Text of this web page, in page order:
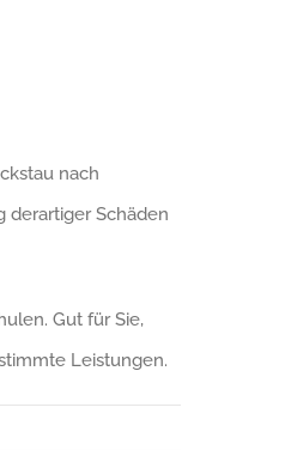
nach
derartiger Schäden
Gut für Sie,
Leistungen.